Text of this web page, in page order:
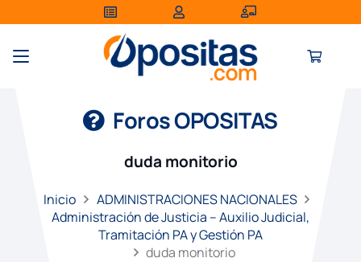
Foros OPOSITAS
duda monitorio
Inicio
ADMINISTRACIONES NACIONALES
Administración de Justicia – Auxilio Judicial,
Tramitación PA y Gestión PA
duda monitorio